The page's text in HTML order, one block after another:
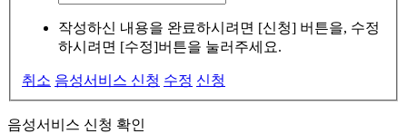
작성하신 내용을 완료하시려면 [신청] 버튼을, 수정
하시려면 [수정]버튼을 눌러주세요.
취소 음성서비스 신청 수정 신청
음성서비스 신청 확인